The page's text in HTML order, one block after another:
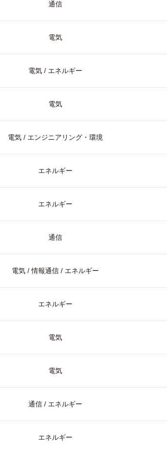
通信
電気
電気 / エネルギー
電気
電気 / エンジニアリング・環境
エネルギー
エネルギー
通信
電気 / 情報通信 / エネルギー
エネルギー
電気
電気
通信 / エネルギー
エネルギー